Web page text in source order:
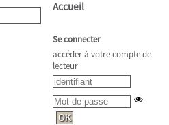
Accueil
Se connecter
accéder à votre compte de
lecteur